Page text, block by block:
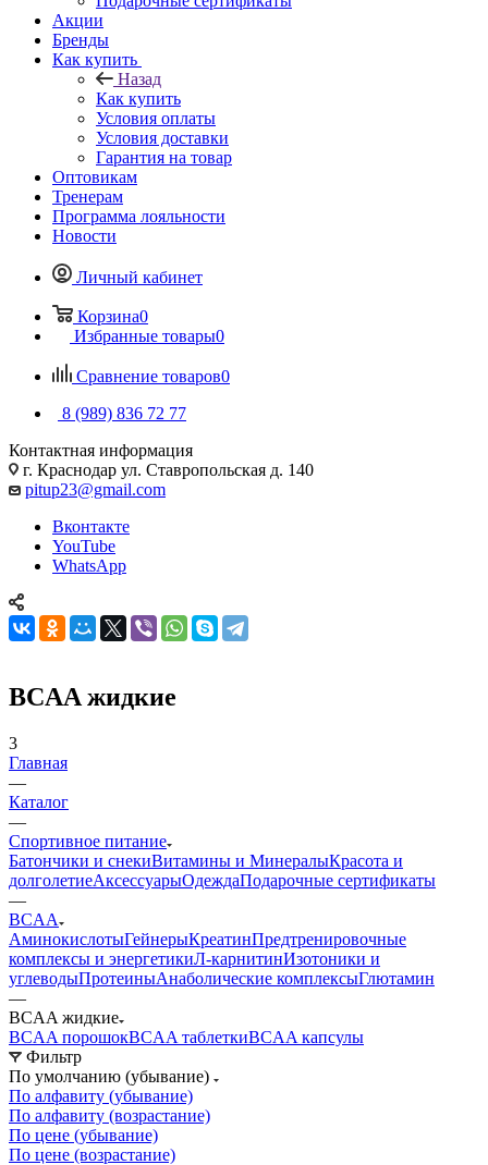
Акции
Бренды
Как купить
Назад
Как купить
Условия оплаты
Условия доставки
Гарантия на товар
Оптовикам
Тренерам
Программа лояльности
Новости
Личный кабинет
Корзина0
Избранные товары0
Сравнение товаров0
8 (989) 836 72 77
Контактная информация
г. Краснодар ул. Ставропольская д. 140
pitup23@gmail.com
Вконтакте
YouTube
WhatsApp
BCAA жидкие
3
Главная
—
Каталог
—
Спортивное питание
Батончики и снекиВитамины и МинералыКрасота и
долголетиеАксессуарыОдеждаПодарочные сертификаты
—
BCAA
АминокислотыГейнерыКреатинПредтренировочные
комплексы и энергетикиЛ-карнитинИзотоники и
углеводыПротеиныАнаболические комплексыГлютамин
—
BCAA жидкие
BCAA порошокBCAA таблеткиBCAA капсулы
Фильтр
По умолчанию (убывание)
По алфавиту (убывание)
По алфавиту (возрастание)
По цене (убывание)
По цене (возрастание)